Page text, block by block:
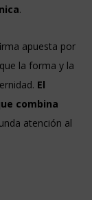
.
apuesta por
la forma y la
El
combina
atención al